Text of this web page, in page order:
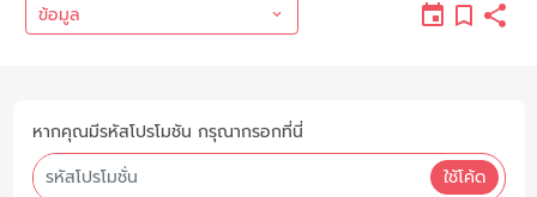
ข้อมูล
หากคุณมีรหัสโปรโมชัน กรุณากรอกที่นี่
ใช้โค้ด